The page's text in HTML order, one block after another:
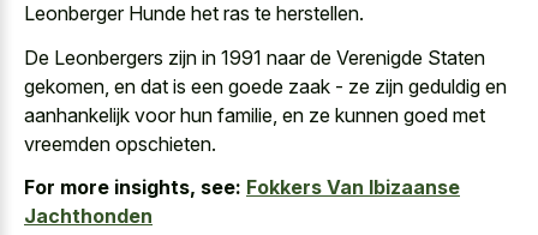
Leonberger Hunde het ras te herstellen.
De Leonbergers zijn in 1991 naar de Verenigde Staten
gekomen, en dat is een goede zaak - ze zijn geduldig en
aanhankelijk voor hun familie, en ze kunnen goed met
vreemden opschieten.
For more insights, see: Fokkers Van Ibizaanse
Jachthonden